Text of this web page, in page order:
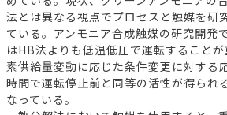
法とは異なる視点でプロセスと触媒を研
ている。アンモニア合成触媒の研究開発
はHB法よりも低温低圧で運転すること
素供給量変動に応じた条件変更に対する
時間で運転停止前と同等の活性が得られ
なっている。